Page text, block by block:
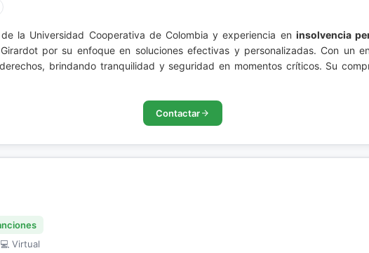
la Universidad Cooperativa de Colombia y experiencia en insolvencia
por su enfoque en soluciones efectivas y personalizadas. Con un
brindando tranquilidad y seguridad en momentos críticos. Su
Contactar
Virtual